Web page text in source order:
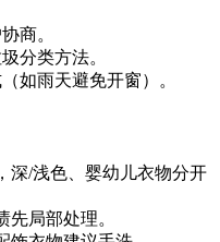
商。
分类方法。
如雨天避免开窗）。
深/浅色、婴幼儿衣物分开
先局部处理。